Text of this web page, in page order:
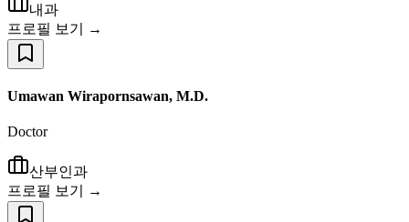
내과
프로필 보기 →
Umawan Wirapornsawan, M.D.
Doctor
산부인과
프로필 보기 →